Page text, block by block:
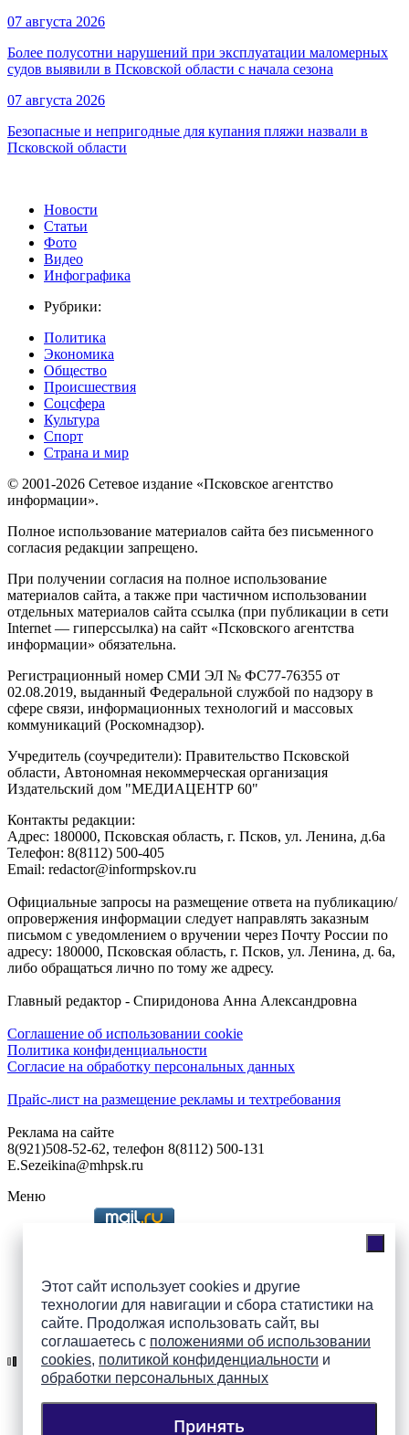
Этот сайт использует cookies и другие
технологии для навигации и сбора статистики на
сайте. Продолжая использовать сайт, вы
соглашаетесь с положениями об использовании
cookies, политикой конфиденциальности и
обработки персональных данных
Принять
07 августа 2026
Более полусотни нарушений при эксплуатации маломерных
судов выявили в Псковской области с начала сезона
07 августа 2026
Безопасные и непригодные для купания пляжи назвали в
Псковской области
Новости
Статьи
Фото
Видео
Инфографика
Рубрики:
Политика
Экономика
Общество
Происшествия
Соцсфера
Культура
Спорт
Страна и мир
© 2001-2026 Сетевое издание «Псковское агентство
информации».
Полное использование материалов сайта без письменного
согласия редакции запрещено.
При получении согласия на полное использование
материалов сайта, а также при частичном использовании
отдельных материалов сайта ссылка (при публикации в сети
Internet — гиперссылка) на сайт «Псковского агентства
информации» обязательна.
Регистрационный номер СМИ ЭЛ № ФС77-76355 от
02.08.2019, выданный Федеральной службой по надзору в
сфере связи, информационных технологий и массовых
коммуникаций (Роскомнадзор).
Учредитель (соучредители): Правительство Псковской
области, Автономная некоммерческая организация
Издательский дом "МЕДИАЦЕНТР 60"
Контакты редакции:
Адреc: 180000, Псковская область, г. Псков, ул. Ленина, д.6а
Телефон: 8(8112) 500-405
Email: redactor@informpskov.ru
Официальные запросы на размещение ответа на публикацию/
опровержения информации следует направлять заказным
письмом с уведомлением о вручении через Почту России по
адресу: 180000, Псковская область, г. Псков, ул. Ленина, д. 6а,
либо обращаться лично по тому же адресу.
Главный редактор - Спиридонова Анна Александровна
Соглашение об использовании cookie
Политика конфиденциальности
Согласие на обработку персональных данных
Прайс-лист на размещение рекламы и техтребования
Реклама на сайте
8(921)508-52-62, телефон 8(8112) 500-131
E.Sezeikina@mhpsk.ru
Меню
Подпишись на группы
ПАИ в соцсетях!